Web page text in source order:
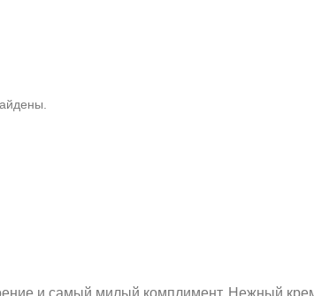
и самый милый комплимент. Нежный